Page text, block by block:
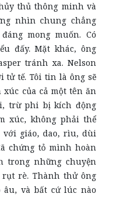
thủ thông minh và
nhìn chung chẳng
mong muốn. Có
đấy. Mặt khác, ông
tránh xa. Nelson
tử tế. Tôi tin là ông sẽ
của cả một tên ăn
trừ phi bị kích động
xúc, không phải thể
với giáo, dao, rìu, dùi
chứng tỏ mình hoàn
trong những chuyện
rè. Thành thử ông
và bất cứ lúc nào